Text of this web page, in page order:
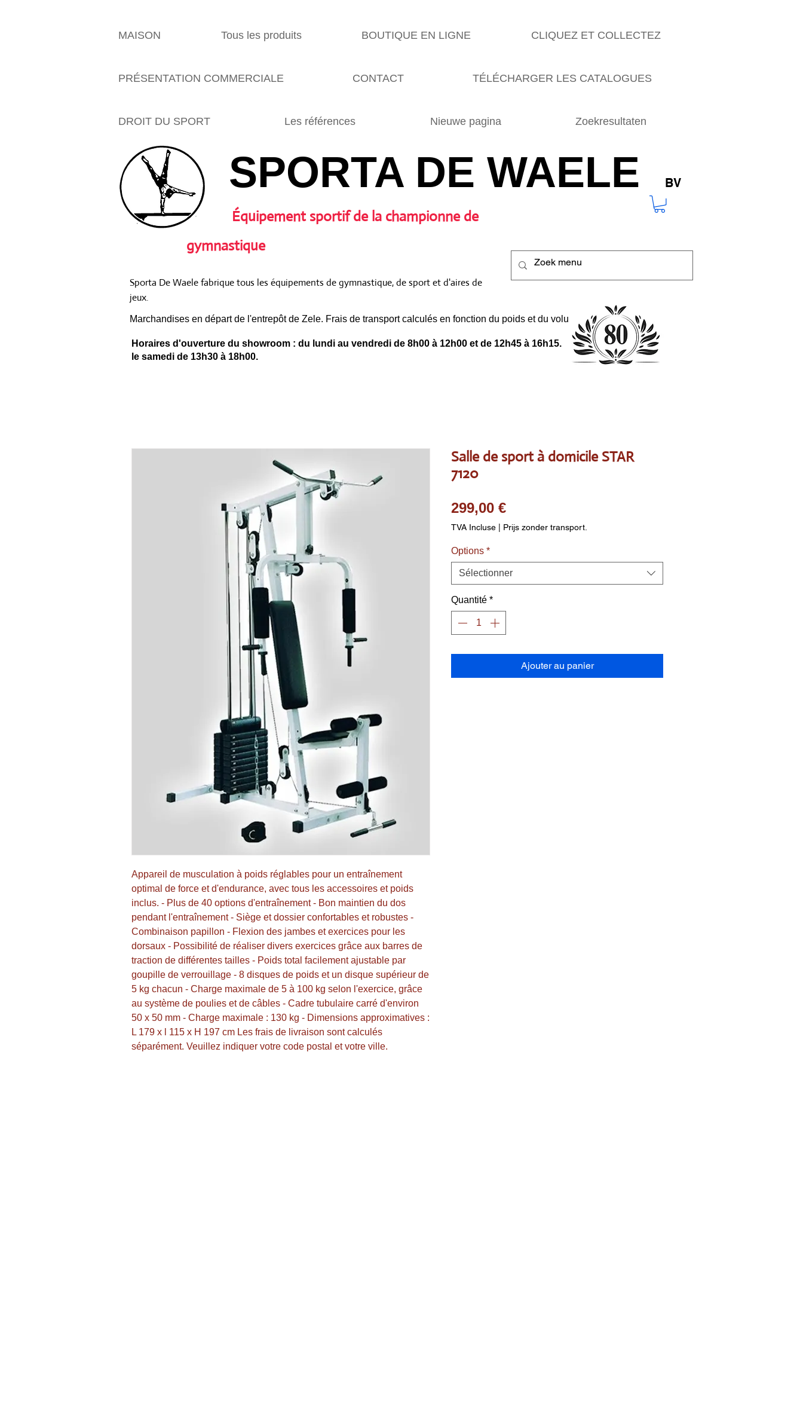
MAISON Tous les produits BOUTIQUE EN LIGNE CLIQUEZ ET COLLECTEZ
PRÉSENTATION COMMERCIALE CONTACT TÉLÉCHARGER LES CATALOGUES
DROIT DU SPORT Les références Nieuwe pagina Zoekresultaten
SPORTA DE WAELE BV
Équipement sportif de la championne de
gymnastique
Marchandises en départ de l'entrepôt de Zele. Frais de transport calculés en fonction du poids et du volume de la commande.
Sporta De Waele fabrique tous les équipements de gymnastique, de sport et d'aires de
jeux.
Horaires d'ouverture du showroom : du lundi au vendredi de 8h00 à 12h00 et de 12h45 à 16h15.
le samedi de 13h30 à 18h00.
Appareil de musculation à poids réglables pour un entraînement
optimal de force et d'endurance, avec tous les accessoires et poids
inclus. - Plus de 40 options d'entraînement - Bon maintien du dos
pendant l'entraînement - Siège et dossier confortables et robustes -
Combinaison papillon - Flexion des jambes et exercices pour les
dorsaux - Possibilité de réaliser divers exercices grâce aux barres de
traction de différentes tailles - Poids total facilement ajustable par
goupille de verrouillage - 8 disques de poids et un disque supérieur de
5 kg chacun - Charge maximale de 5 à 100 kg selon l'exercice, grâce
au système de poulies et de câbles - Cadre tubulaire carré d'environ
50 x 50 mm - Charge maximale : 130 kg - Dimensions approximatives :
L 179 x l 115 x H 197 cm Les frais de livraison sont calculés
séparément. Veuillez indiquer votre code postal et votre ville.
Salle de sport à domicile STAR
7120
299,00 €Prix
TVA Incluse Prijs zonder transport.
Options *
Sélectionner
Quantité *
Ajouter au panier